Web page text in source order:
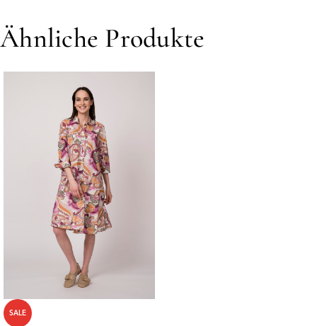
Ähnliche Produkte
SALE